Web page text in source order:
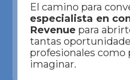
El camino para
especialista en
Revenue para
tantas
profesionales como
imaginar.